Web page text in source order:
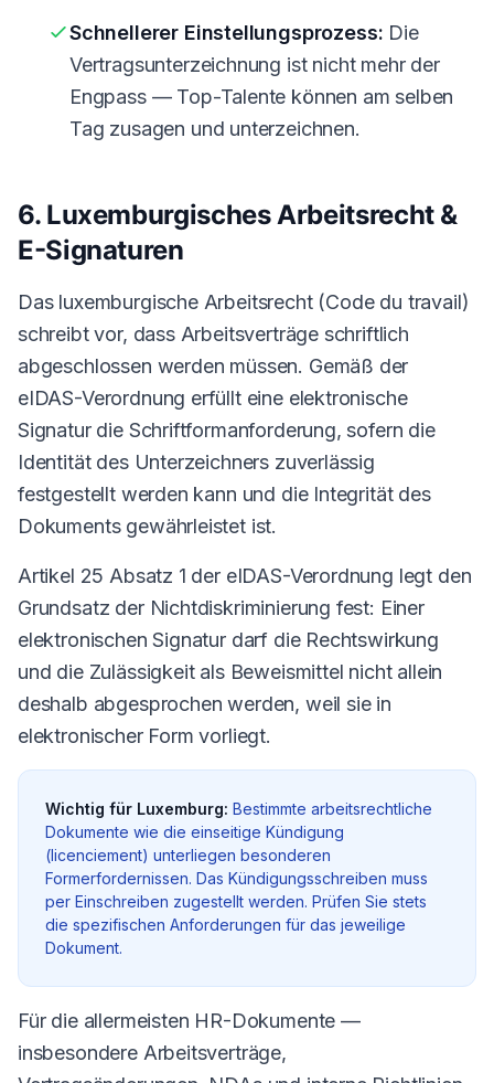
Schnellerer Einstellungsprozess: Die
Vertragsunterzeichnung ist nicht mehr der
Engpass — Top-Talente können am selben
Tag zusagen und unterzeichnen.
6. Luxemburgisches Arbeitsrecht &
E-Signaturen
Das luxemburgische Arbeitsrecht (Code du travail)
schreibt vor, dass Arbeitsverträge schriftlich
abgeschlossen werden müssen. Gemäß der
eIDAS-Verordnung erfüllt eine elektronische
Signatur die Schriftform­anforderung, sofern die
Identität des Unterzeichners zuverlässig
festgestellt werden kann und die Integrität des
Dokuments gewährleistet ist.
Artikel 25 Absatz 1 der eIDAS-Verordnung legt den
Grundsatz der Nicht­diskriminierung fest: Einer
elektronischen Signatur darf die Rechtswirkung
und die Zulässigkeit als Beweismittel nicht allein
deshalb abgesprochen werden, weil sie in
elektronischer Form vorliegt.
Wichtig für Luxemburg: Bestimmte arbeitsrechtliche
Dokumente wie die einseitige Kündigung
(licenciement) unterliegen besonderen
Formerfordernissen. Das Kündigungsschreiben muss
per Einschreiben zugestellt werden. Prüfen Sie stets
die spezifischen Anforderungen für das jeweilige
Dokument.
Für die allermeisten HR-Dokumente —
insbesondere Arbeitsverträge,